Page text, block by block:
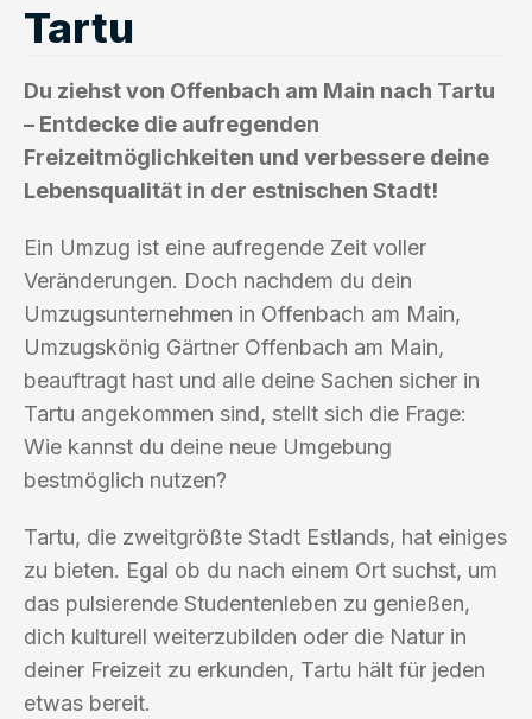
Tartu
Du ziehst von Offenbach am Main nach Tartu
– Entdecke die aufregenden
Freizeitmöglichkeiten und verbessere deine
Lebensqualität in der estnischen Stadt!
Ein Umzug ist eine aufregende Zeit voller
Veränderungen. Doch nachdem du dein
Umzugsunternehmen in Offenbach am Main,
Umzugskönig Gärtner Offenbach am Main,
beauftragt hast und alle deine Sachen sicher in
Tartu angekommen sind, stellt sich die Frage:
Wie kannst du deine neue Umgebung
bestmöglich nutzen?
Tartu, die zweitgrößte Stadt Estlands, hat einiges
zu bieten. Egal ob du nach einem Ort suchst, um
das pulsierende Studentenleben zu genießen,
dich kulturell weiterzubilden oder die Natur in
deiner Freizeit zu erkunden, Tartu hält für jeden
etwas bereit.